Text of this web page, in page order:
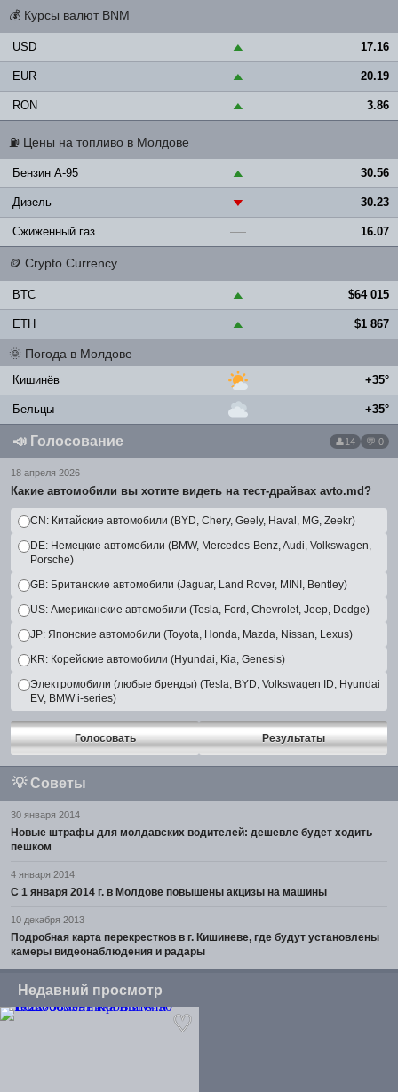
💰 Курсы валют BNM
USD ▲ 17.16
EUR ▲ 20.19
RON ▲ 3.86
⛽ Цены на топливо в Молдове
Бензин A-95 ▲ 30.56
Дизель ▼ 30.23
Сжиженный газ — 16.07
🪙 Crypto Currency
BTC ▲ $64 015
ETH ▲ $1 867
🌞 Погода в Молдове
Кишинёв +35°
Бельцы +35°
📣 Голосование 14 💬 0
18 апреля 2026
Какие автомобили вы хотите видеть на тест-драйвах avto.md?
CN: Китайские автомобили (BYD, Chery, Geely, Haval, MG, Zeekr)
DE: Немецкие автомобили (BMW, Mercedes-Benz, Audi, Volkswagen,
Porsche)
GB: Британские автомобили (Jaguar, Land Rover, MINI, Bentley)
US: Американские автомобили (Tesla, Ford, Chevrolet, Jeep, Dodge)
JP: Японские автомобили (Toyota, Honda, Mazda, Nissan, Lexus)
KR: Корейские автомобили (Hyundai, Kia, Genesis)
Электромобили (любые бренды) (Tesla, BYD, Volkswagen ID, Hyundai
EV, BMW i-series)
Голосовать Результаты
💡 Советы
30 января 2014
Новые штрафы для молдавских водителей: дешевле будет ходить
пешком
4 января 2014
С 1 января 2014 г. в Молдове повышены акцизы на машины
10 декабря 2013
Подробная карта перекрестков в г. Кишиневе, где будут установлены
камеры видеонаблюдения и радары
Недавний просмотр